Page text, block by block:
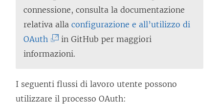
connessione, consulta la documentazione
relativa alla configurazione e all’utilizzo di
OAuth
I
c
o
in GitHub per maggiori
informazioni.
I seguenti flussi di lavoro utente possono
utilizzare il processo OAuth: